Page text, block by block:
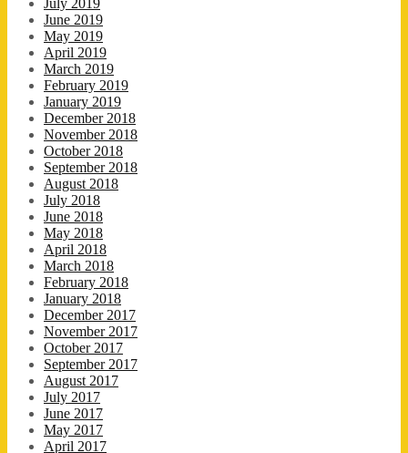
July 2019
June 2019
May 2019
April 2019
March 2019
February 2019
January 2019
December 2018
November 2018
October 2018
September 2018
August 2018
July 2018
June 2018
May 2018
April 2018
March 2018
February 2018
January 2018
December 2017
November 2017
October 2017
September 2017
August 2017
July 2017
June 2017
May 2017
April 2017